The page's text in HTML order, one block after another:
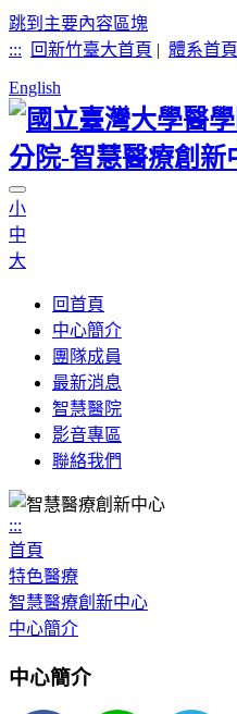
跳到主要內容區塊
:::
回新竹臺大首頁 | 體系首頁
English
小
中
大
回首頁
中心簡介
團隊成員
最新消息
智慧醫院
影音專區
聯絡我們
:::
首頁
特色醫療
智慧醫療創新中心
中心簡介
中心簡介